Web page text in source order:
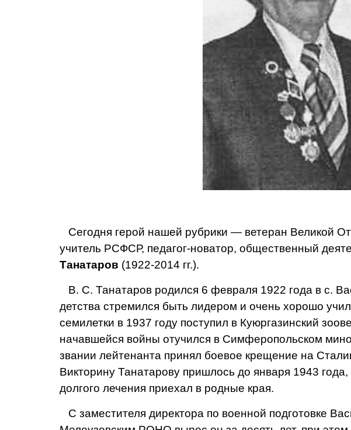
Сегодня герой нашей рубрики — ветеран Великой
учитель РСФСР, педагог-новатор, общественный
Танатаров (1922-2014 гг.).
В. С. Танатаров родил­ся 6 февраля 1922 года в с.
детства стремился быть лидером и очень хорошо
семилетки в 1937 году поступил в Куюргазинский
начавшей­ся войны отучился в Симферополь­ском
звании лейтенанта принял боевое крещение на
Викторину Танатарову пришлось до ян­варя 1943
долгого лечения прие­хал в родные края.
С заместителя директора по воен­ной подготовке